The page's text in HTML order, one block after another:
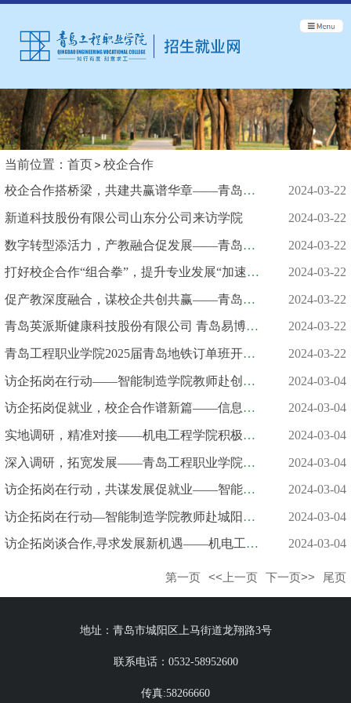
当前位置： 首页
校企合作
校企合作搭桥梁，共建共赢谱华章——青岛檬豆网络科技有限公司来访...
2024-03-22
新道科技股份有限公司山东分公司来访学院 2024-03-22
数字转型添活力，产教融合促发展——青岛工程职业学院赴青岛檬豆网... 2024-03-22
打好校企合作“组合拳”，提升专业发展“加速度”——青岛电动基地... 2024-03-22
促产教深度融合，谋校企共创共赢——青岛工程职业学院赴海尔制冷电... 2024-03-22
青岛英派斯健康科技股份有限公司 青岛易博人力资源管理有限公司... 2024-03-22
青岛工程职业学院2025届青岛地铁订单班开班仪式顺利举行 2024-03-22
访企拓岗在行动——智能制造学院教师赴创新智能制造企业考察调研 2024-03-04
访企拓岗促就业，校企合作谱新篇——信息工程学院积极开展访企拓岗... 2024-03-04
实地调研，精准对接——机电工程学院积极开展访企拓岗行动 2024-03-04
深入调研，拓宽发展——青岛工程职业学院赴伟东集团走访调研 2024-03-04
访企拓岗在行动，共谋发展促就业——智能制造学院教师赴企业交流调... 2024-03-04
访企拓岗在行动—智能制造学院教师赴城阳区智能制造企业考察调研 2024-03-04
访企拓岗谈合作,寻求发展新机遇——机电工程学院教师赴企业走访调... 2024-03-04
第一页 <<上一页 下一页>> 尾页
地址：青岛市城阳区上马街道龙翔路3号
联系电话：0532-58952600
传真:58266660